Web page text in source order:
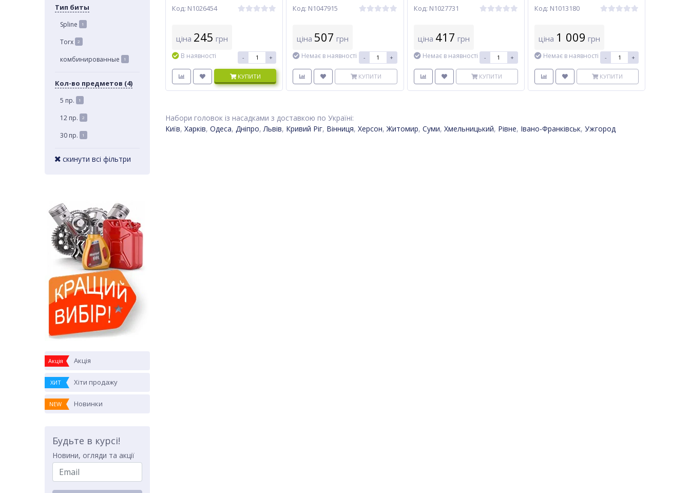
Тип биты
Spline 1
Torx 2
комбинированные 1
Кол-во предметов (4)
5 пр. 1
12 пр. 2
30 пр. 1
скинути всі фільтри
Акція Акція
ХИТ Хіти продажу
NEW Новинки
Будьте в курсі!
Новини, огляди та акції
Код: N1026454
ціна 245 грн
В наявності - +
КУПИТИ
Код: N1047915
ціна 507 грн
Немає в наявності - +
КУПИТИ
Код: N1027731
ціна 417 грн
Немає в наявності - +
КУПИТИ
Код: N1013180
ціна 1 009 грн
Немає в наявності - +
КУПИТИ
Набори головок із насадками з доставкою по Україні:
Київ, Харків, Одеса, Дніпро,Львів, Кривий Ріг, Вінниця, Херсон,Житомир, Суми, Хмельницький, Рівне, Івано-Франківськ, Ужгород